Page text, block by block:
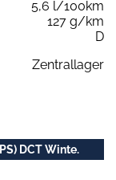
5,6 l/100km
127 g/km
D
Zentrallager
DCT Winte.